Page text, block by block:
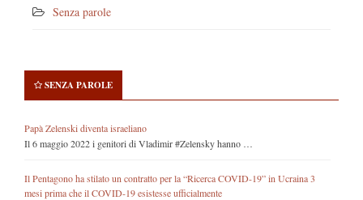
Senza parole
SENZA PAROLE
Papà Zelenski diventa israeliano
Il 6 maggio 2022 i genitori di Vladimir #Zelensky hanno …
Il Pentagono ha stilato un contratto per la “Ricerca COVID-19” in Ucraina 3
mesi prima che il COVID-19 esistesse ufficialmente